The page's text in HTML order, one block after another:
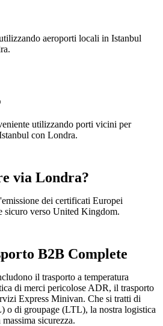
aeroporti locali in Istanbul
utilizzando porti vicini per
con Londra.
via Londra?
dei certificati Europei
sicuro verso United Kingdom.
B2B Complete
il trasporto a temperatura
di merci pericolose ADR, il trasporto
Express Minivan. Che si tratti di
o di groupage (LTL), la nostra logistica
sicurezza.